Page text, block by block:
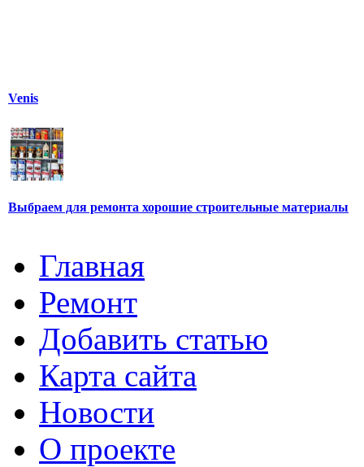
Venis
Выбраем для ремонта хорошие строительные материалы
Главная
Ремонт
Добавить статью
Карта сайта
Новости
О проекте